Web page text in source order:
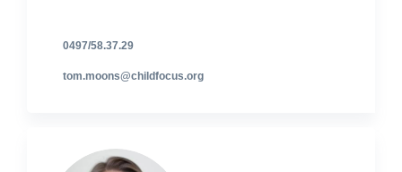
0497/58.37.29
tom.moons@childfocus.org